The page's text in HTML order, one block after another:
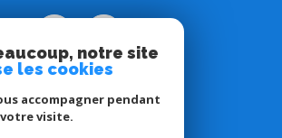
notre site
les cookies
accompagner pendant
votre visite.